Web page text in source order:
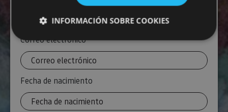
Correo electrónico Requerido
Fecha de nacimiento
INFORMACIÓN SOBRE COOKIES
Cookies estrictamente necesarias
Cookies de funcionalidad